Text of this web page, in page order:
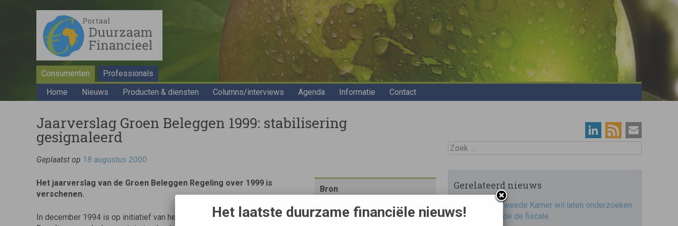
Consumenten
Professionals
Home
Nieuws Producten & diensten Columns/interviews Agenda Informatie Contact
Jaarverslag Groen Beleggen 1999: stabilisering
gesignaleerd
Geplaatst op 18 augustus 2000
Bron
Het jaarverslag van de Groen Beleggen Regeling over 1999 is
verschenen.
In december 1994 is op initiatief van het toenmalige Kamerlid Vermeend de
Zoek
Gerelateerd nieuws
Tweede Kamer wil laten onderzoeken
hoe de fiscale…
Het laatste duurzame financiële nieuws!